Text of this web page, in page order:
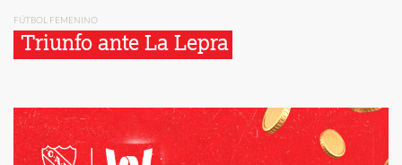
FÚTBOL FEMENINO
Triunfo ante La Lepra